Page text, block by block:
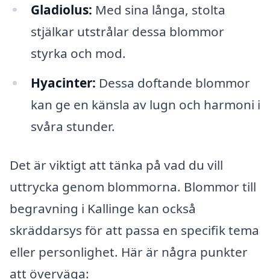
Gladiolus: Med sina långa, stolta
stjälkar utstrålar dessa blommor
styrka och mod.
Hyacinter: Dessa doftande blommor
kan ge en känsla av lugn och harmoni i
svåra stunder.
Det är viktigt att tänka på vad du vill
uttrycka genom blommorna. Blommor till
begravning i Kallinge kan också
skräddarsys för att passa en specifik tema
eller personlighet. Här är några punkter
att överväga: